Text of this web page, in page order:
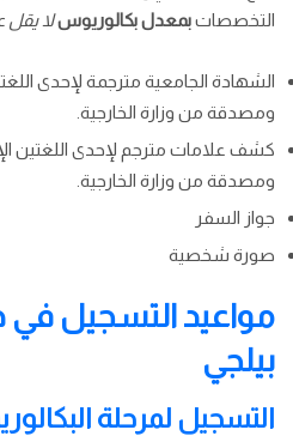
التخصصاتبمعدل بكالوريوسلا يقل
الشهادة الجامعية مترجمة لإحدى
ومصدقة من وزارة الخارجية.
كشف علامات مترجم لإحدى اللغتين
ومصدقة من وزارة الخارجية.
جواز السفر
صورة شخصية
مواعيد التسجيل
بيلجي
التسجيل لمرحلة